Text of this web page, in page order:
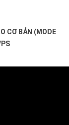
CƠ BẢN (MODE